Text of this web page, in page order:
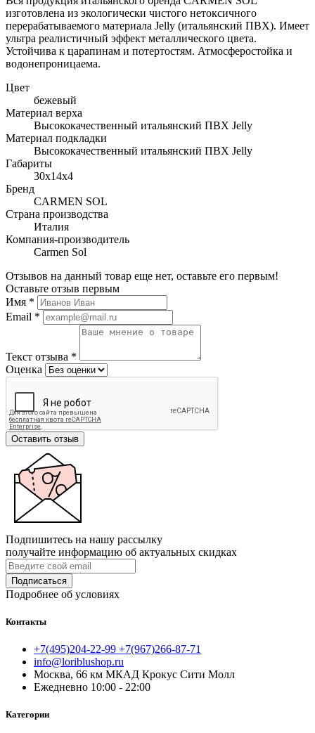
изготовлена из экологически чистого нетоксичного
перерабатываемого материала Jelly (итальянский ПВХ). Имеет
ультра реалистичный эффект металлического цвета.
Устойчива к царапинам и потертостям. Атмосферостойка и
водонепроницаема.
Цвет
бежевый
Материал верха
Высококачественный итальянский ПВХ Jelly
Материал подкладки
Высококачественный итальянский ПВХ Jelly
Габариты
30x14x4
Бренд
CARMEN SOL
Страна производства
Италия
Компания-производитель
Carmen Sol
Отзывов на данный товар еще нет, оставьте его первым!
Оставьте отзыв первым
Имя *
Email *
Текст отзыва *
Оценка
Оставить отзыв
Подпишитесь на нашу рассылку
получайте информацию об актуальных скидках
Подписаться
Подробнее об условиях
Контакты
+7(495)204-22-99 +7(967)266-87-71
info@loriblushop.ru
Москва, 66 км МКАД Крокус Сити Молл
Ежедневно 10:00 - 22:00
Категории